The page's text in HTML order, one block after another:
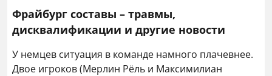
Фрайбург составы – травмы,
дисквалификации и другие новости
У немцев ситуация в команде намного плачевнее.
Двое игроков (Мерлин Рёль и Максимилиан